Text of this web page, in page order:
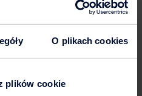
O plikach cookies
plików cookie
zasobów słodkiej wody za
spływ bądź też
powierzchni
wodny?